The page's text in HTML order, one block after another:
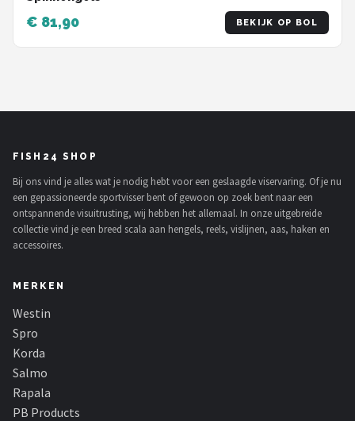
€ 81,90 BEKIJK OP BOL
FISH24 SHOP
Bij ons vind je alles wat je nodig hebt voor een geslaagde viservaring. Of je nu
een gepassioneerde sportvisser bent of gewoon op zoek bent naar een
ontspannende visuitrusting, wij hebben het allemaal. In onze uitgebreide
collectie vind je een breed scala aan hengels, reels, vislijnen, aas, haken en
accessoires.
MERKEN
Westin
Spro
Korda
Salmo
Rapala
PB Products